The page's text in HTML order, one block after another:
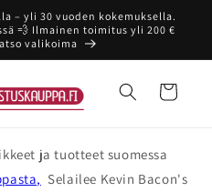
– yli 30 vuoden kokemuksella.
💨 Ilmainen toimitus yli 200 €
valikoima
Ostoskori
ja tuotteet suomessa
Selailee Kevin Bacon's